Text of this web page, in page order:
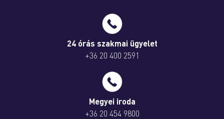
24 órás szakmai ügyelet
+36 20 400 2591
Megyei iroda
+36 20 454 9800